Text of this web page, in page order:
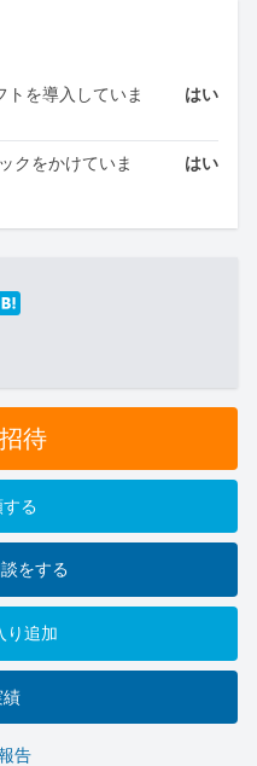
トを導入していま
はい
クをかけていま
はい
待
る
をする
り追加
績
告